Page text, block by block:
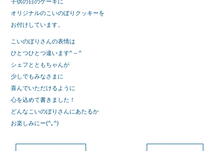
子供の日のケーキに
オリジナルのこいのぼりクッキーを
お付けしています。
こいのぼりさんの表情は
ひとつひとつ違います^ – ^
シェフとともちゃんが
少しでもみなさまに
喜んでいただけるように
心を込めて書きました！
どんなこいのぼりさんにあたるか
お楽しみにー(^｡^)